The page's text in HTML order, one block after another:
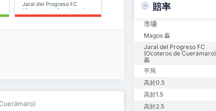
Jaral del Progreso FC
(Ocoteros de Cuerámaro)
賠率
市場
Magos 贏
Jaral del Progreso FC
(Ocoteros de Cuerámaro)
贏
平局
高於0.5
高於1.5
高於2.5